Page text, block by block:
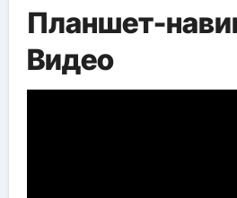
Планшет-
Видео